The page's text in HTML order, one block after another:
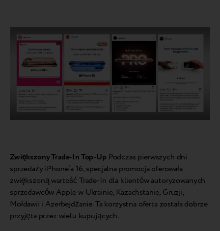
Zwiększony Trade-In Top-Up Podczas pierwszych dni
sprzedaży iPhone’a 16, specjalna promocja oferowała
zwiększoną wartość Trade-In dla klientów autoryzowanych
sprzedawców Apple w Ukrainie, Kazachstanie, Gruzji,
Mołdawii i Azerbejdżanie. Ta korzystna oferta została dobrze
przyjęta przez wielu kupujących.